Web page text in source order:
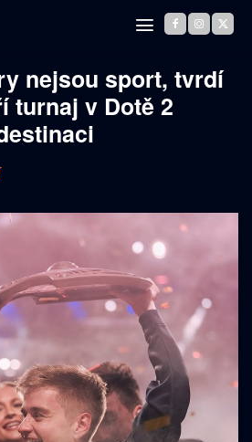
nejsou sport, tvrdí
turnaj v Dotě 2